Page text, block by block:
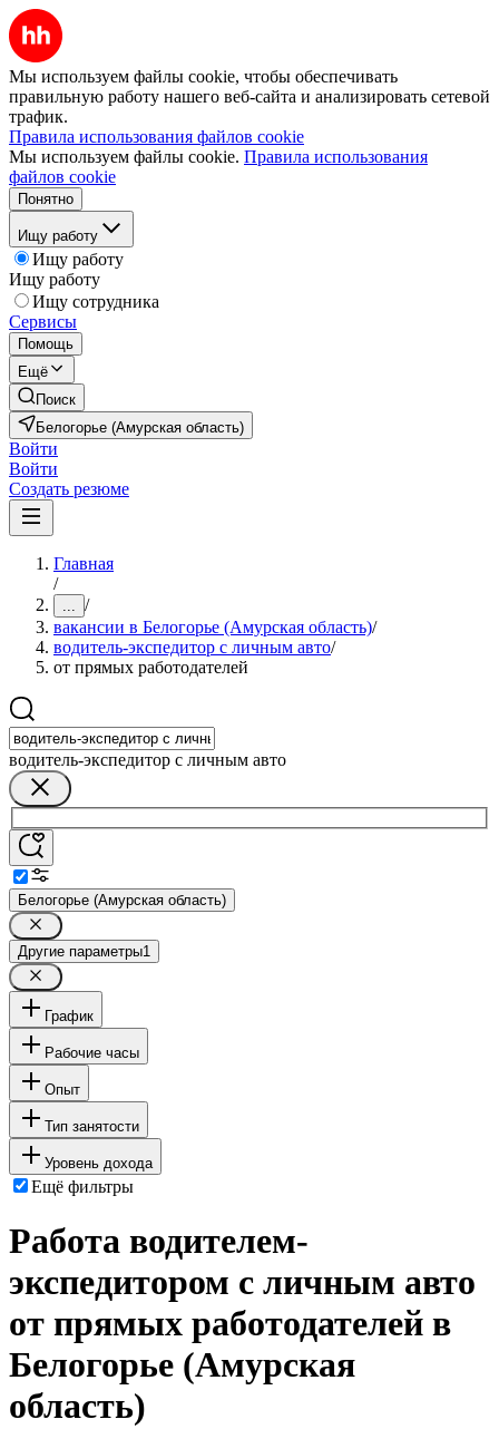
Мы используем файлы cookie, чтобы обеспечивать
правильную работу нашего веб-сайта и анализировать сетевой
трафик.
Правила использования файлов cookie
Мы используем файлы cookie. Правила использования
файлов cookie
Понятно
Ищу работу
Ищу работу
Ищу работу
Ищу сотрудника
Сервисы
Помощь
Ещё
Поиск
Белогорье (Амурская область)
Войти
Войти
Создать резюме
Главная
/
... /
вакансии в Белогорье (Амурская область)/
водитель-экспедитор с личным авто/
от прямых работодателей
водитель-экспедитор с личным авто
Белогорье (Амурская область)
Другие параметры1
График
Рабочие часы
Опыт
Тип занятости
Уровень дохода
Ещё фильтры
Работа водителем-
экспедитором с личным авто
от прямых работодателей в
Белогорье (Амурская
область)